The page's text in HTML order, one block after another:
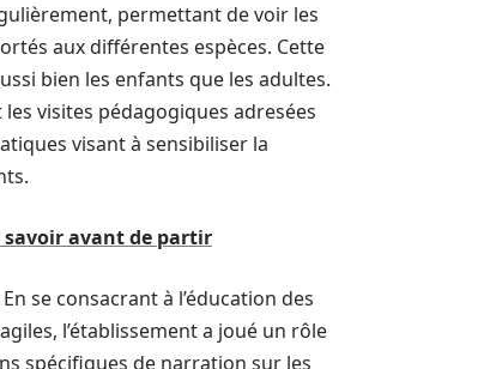
permettant de voir les
aux différentes espèces. Cette
bien les enfants que les adultes.
visites pédagogiques adresées
visant à sensibiliser la
savoir avant de partir
se consacrant à l’éducation des
l’établissement a joué un rôle
spécifiques de narration sur les